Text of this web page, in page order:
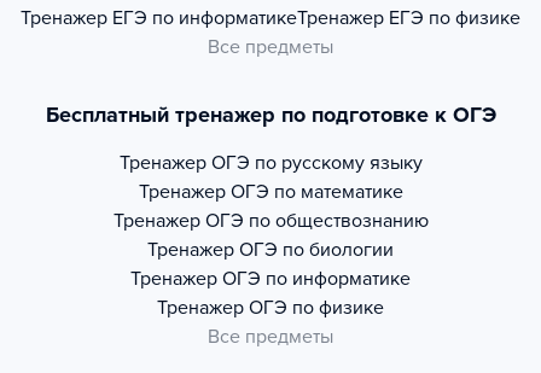
Тренажер ЕГЭ по информатикеТренажер ЕГЭ по физике
Все предметы
Бесплатный тренажер по подготовке к ОГЭ
Тренажер ОГЭ по русскому языку
Тренажер ОГЭ по математике
Тренажер ОГЭ по обществознанию
Тренажер ОГЭ по биологии
Тренажер ОГЭ по информатике
Тренажер ОГЭ по физике
Все предметы